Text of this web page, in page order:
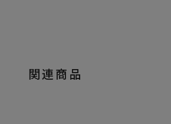
関連商品